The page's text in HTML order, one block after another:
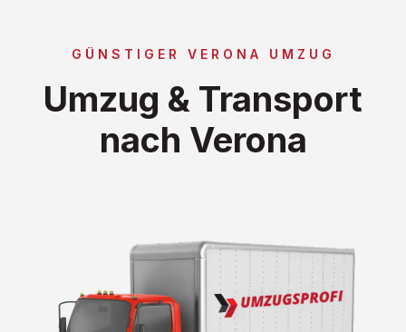
GÜNSTIGER VERONA UMZUG
Umzug & Transport
nach Verona